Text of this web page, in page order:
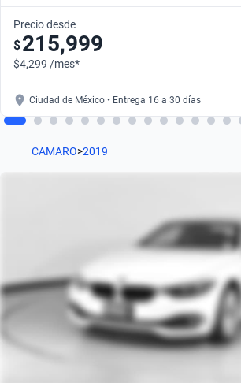
Precio desde
$215,999
$4,299 /mes*
Ciudad de México • Entrega 16 a 30 días
CAMARO>2019